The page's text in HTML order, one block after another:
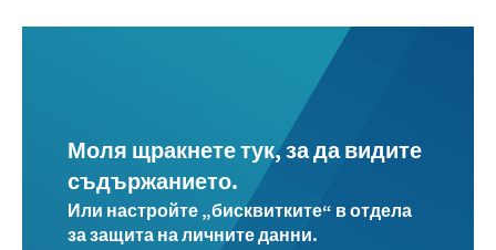
Моля щракнете тук, за да видите
съдържанието.
Или настройте „бисквитките“ в отдела
за защита на личните данни.